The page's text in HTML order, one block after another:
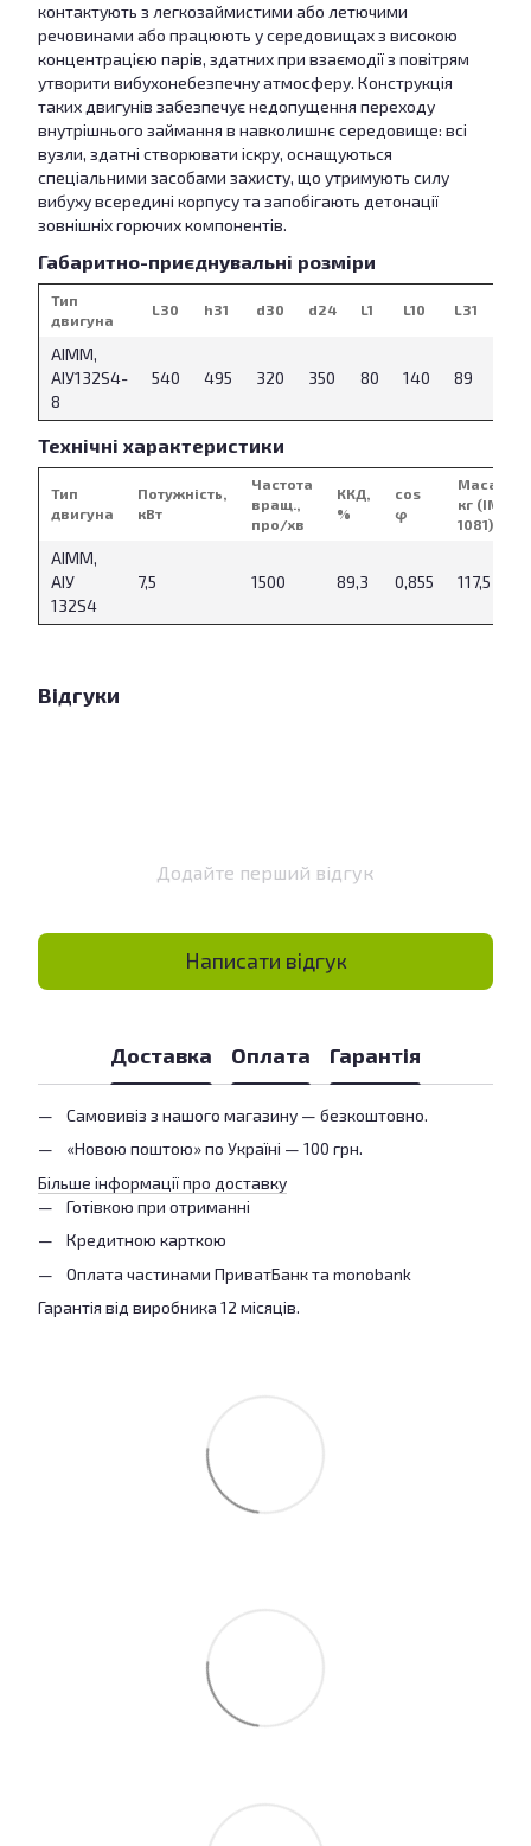
контактують з легкозаймистими або летючими
речовинами або працюють у середовищах з високою
концентрацією парів, здатних при взаємодії з повітрям
утворити вибухонебезпечну атмосферу. Конструкція
таких двигунів забезпечує недопущення переходу
внутрішнього займання в навколишнє середовище: всі
вузли, здатні створювати іскру, оснащуються
спеціальними засобами захисту, що утримують силу
вибуху всередині корпусу та запобігають детонації
зовнішніх горючих компонентів.
Габаритно-приєднувальні розміри
Тип
двигуна
L30 h31 d30 d24 L1 L10 L31
АІММ,
АІУ132S4-
8
540 495 320 350 80 140 89
Технічні характеристики
Тип
двигуна
Потужність,
кВт
Частота
вращ.,
про/хв
ККД,
%
cos
φ
Маса,
кг (IM
1081)
АІММ,
АІУ
132S4
7,5 1500 89,3 0,855 117,5
Відгуки
Додайте перший відгук
Написати відгук
Доставка Оплата Гарантія
Самовивіз з нашого магазину — безкоштовно.
«Новою поштою» по Україні — 100 грн.
Більше інформації про доставку
Готівкою при отриманні
Кредитною карткою
Оплата частинами ПриватБанк та monobank
Гарантія від виробника 12 місяців.